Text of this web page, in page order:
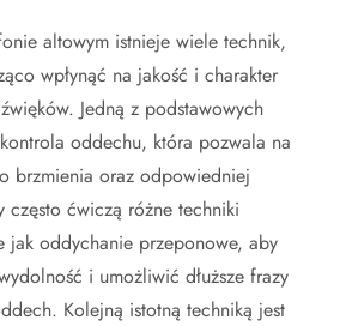
altowym istnieje wiele technik,
wpłynąć na jakość i charakter
Jedną z podstawowych
oddechu, która pozwala na
brzmienia oraz odpowiedniej
często ćwiczą różne techniki
jak oddychanie przeponowe, aby
i umożliwić dłuższe frazy
Kolejną istotną techniką jest